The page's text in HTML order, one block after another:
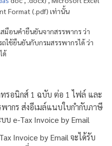
Format (.pdf) เท่านั้น
มือนคำยืนยันจากสรรพากร ว่า
ใช้ยืนยันกับกรมสรรพากรได้ ว่า
ด้
รอนิกส์ 1 ฉบับ ต่อ 1 ไฟล์ และ
ากร ส่งอีเมล์แนบใบกำกับภาษี
บ e-Tax Invoice by Email
Invoice by Email จะได้รับ